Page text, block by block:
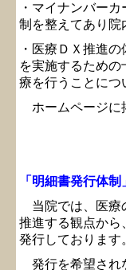
・マイナンバー
制を整えてあり院
・医療ＤＸ推進
を実施するため
療を行うことにつ
ホームページに
「明細書発行体制
当院では、医療
推進する観点から
発行しております
発行を希望され